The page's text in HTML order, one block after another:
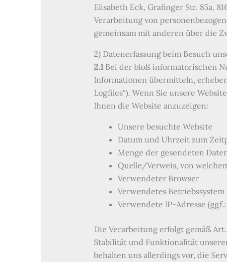
Elisabeth Eck, Grafinger Str. 85a,
Verarbeitung von
gemeinsam mit anderen über die
2) Datenerfassung beim Besuch
2.1Bei der bloß informatorischen
Informationen übermitteln,
Logfiles“). Wenn Sie unsere
Ihnen die Website anzuzeigen:
Unsere besuchte Website
Datum und Uhrzeit zum
Menge der gesendeten
Quelle/Verweis, von
Verwendeter Browser
Verwendetes Betriebssystem
Verwendete IP-Adresse
Die Verarbeitung erfolgt gemäß
Stabilität und Funktionalität
behalten uns allerdings vor, die